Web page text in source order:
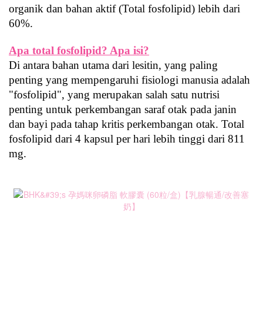
organik dan bahan aktif (Total fosfolipid) lebih dari
60%.
Apa total fosfolipid? Apa isi?
Di antara bahan utama dari lesitin, yang paling
penting yang mempengaruhi fisiologi manusia adalah
"fosfolipid", yang merupakan salah satu nutrisi
penting untuk perkembangan saraf otak pada janin
dan bayi pada tahap kritis perkembangan otak. Total
fosfolipid dari 4 kapsul per hari lebih tinggi dari 811
mg.